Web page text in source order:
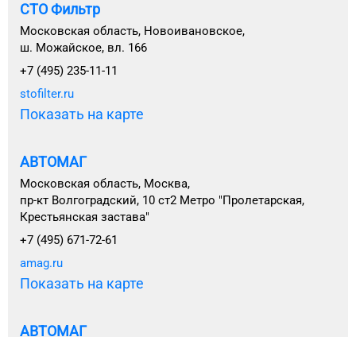
СТО Фильтр
Московская область, Новоивановское,
ш. Можайское, вл. 166
+7 (495) 235-11-11
stofilter.ru
Показать на карте
АВТОМАГ
Московская область, Москва,
пр-кт Волгоградский, 10 ст2 Метро "Пролетарская,
Крестьянская застава"
+7 (495) 671-72-61
amag.ru
Показать на карте
АВТОМАГ